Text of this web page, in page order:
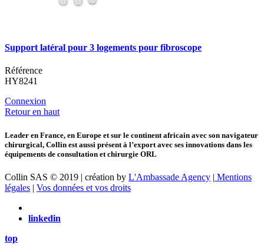
Support latéral pour 3 logements pour fibroscope
Référence
HY8241
Connexion
Retour en haut
Leader en France, en Europe et sur le continent africain avec son navigateur
chirurgical, Collin est aussi présent à l’export avec ses innovations dans les
équipements de consultation et chirurgie ORL
Collin SAS © 2019 | création by L'Ambassade Agency | Mentions
légales | Vos données et vos droits
linkedin
top